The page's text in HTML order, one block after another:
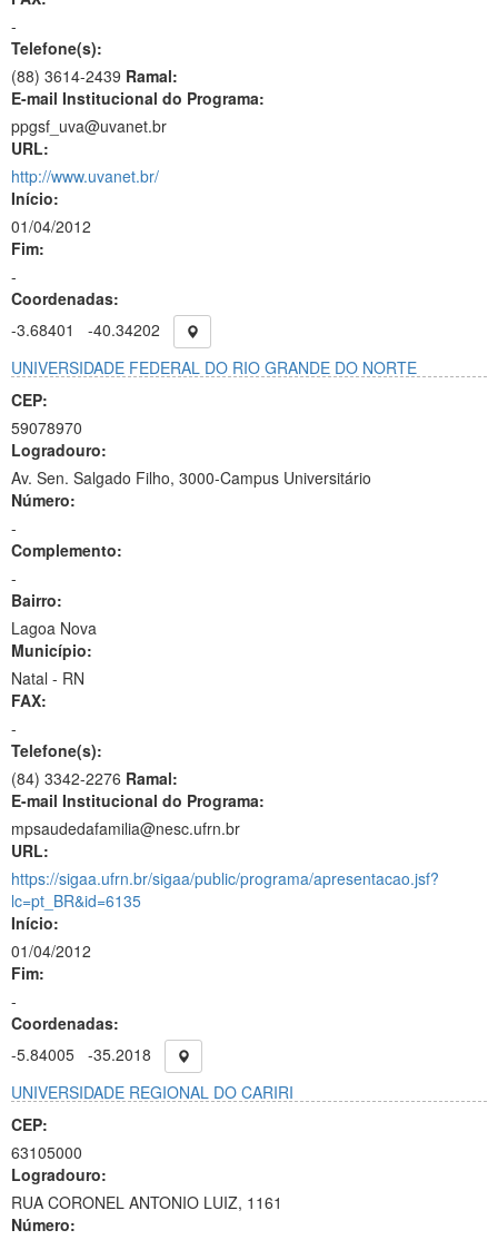
-
Telefone(s):
(88) 3614-2439 Ramal:
E-mail Institucional do Programa:
ppgsf_uva@uvanet.br
URL:
http://www.uvanet.br/
Início:
01/04/2012
Fim:
-
Coordenadas:
-3.68401
-40.34202
UNIVERSIDADE FEDERAL DO RIO GRANDE DO NORTE
CEP:
59078970
Logradouro:
Av. Sen. Salgado Filho, 3000-Campus Universitário
Número:
-
Complemento:
-
Bairro:
Lagoa Nova
Município:
Natal - RN
FAX:
-
Telefone(s):
(84) 3342-2276 Ramal:
E-mail Institucional do Programa:
mpsaudedafamilia@nesc.ufrn.br
URL:
https://sigaa.ufrn.br/sigaa/public/programa/apresentacao.jsf?
lc=pt_BR&id=6135
Início:
01/04/2012
Fim:
-
Coordenadas:
-5.84005 -35.2018
UNIVERSIDADE REGIONAL DO CARIRI
CEP:
63105000
Logradouro:
RUA CORONEL ANTONIO LUIZ, 1161
Número: